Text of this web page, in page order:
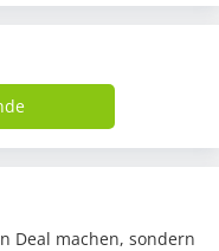
Deal machen, sondern